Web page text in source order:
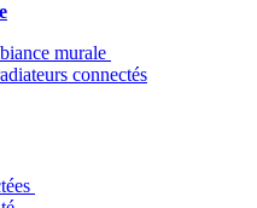
murale
connectés